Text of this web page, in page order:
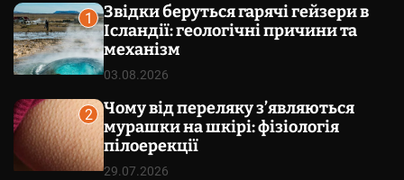
1
Звідки беруться гарячі гейзери в
Ісландії: геологічні причини та
механізм
03.08.2026
2
Чому від переляку з’являються
мурашки на шкірі: фізіологія
пілоерекції
29.07.2026